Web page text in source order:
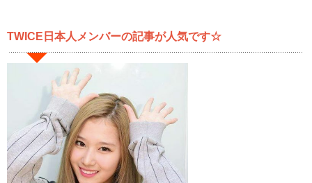
TWICE日本人メンバーの記事が人気です☆